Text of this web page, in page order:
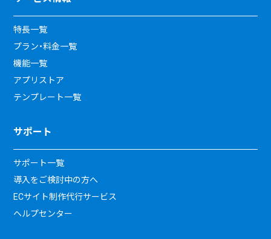
特長一覧
プラン・料金一覧
機能一覧
アプリストア
テンプレート一覧
サポート
サポート一覧
導入をご検討中の方へ
ECサイト制作代行サービス
ヘルプセンター